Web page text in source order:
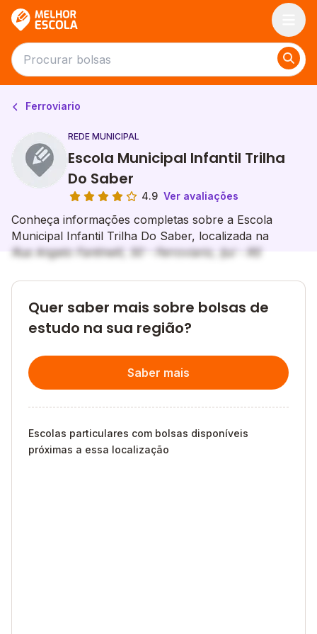
Ferroviario
REDE MUNICIPAL
Escola Municipal Infantil Trilha
Do Saber
4.9 Ver avaliações
Conheça informações completas sobre a Escola
Municipal Infantil Trilha Do Saber, localizada na
Rua Angelo Fantinelli, 50 - Ferroviario, Ijuí - RS
Quer saber mais sobre bolsas de
estudo na sua região?
Saber mais
Escolas particulares com bolsas disponíveis
próximas a essa localização